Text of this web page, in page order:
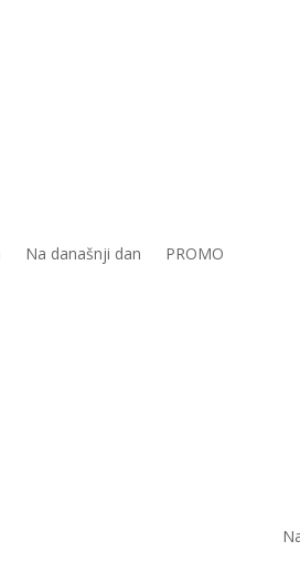
Na današnji dan PROMO